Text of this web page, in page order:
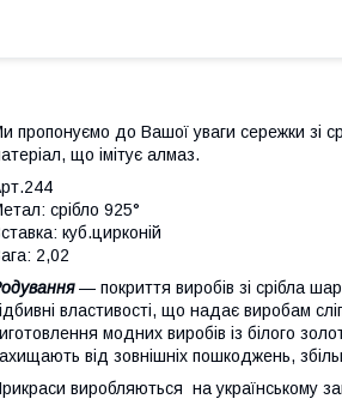
пропонуємо до Вашої уваги сережки зі
що імітує алмаз.
срібло 925°
куб.цирконій
2,02
— покриття виробів зі срібла
властивості, що надає виробам
модних виробів із білого
від зовнішніх пошкоджень,
виробляються на українському